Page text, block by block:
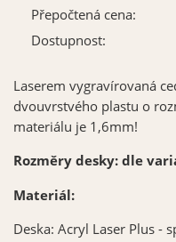
Přepočtená cena:
Dostupnost:
Laserem vygravírovaná
dvouvrstvého plastu o
materiálu je 1,6mm!
Rozměry desky: dle
Materiál:
Deska: Acryl Laser Plus -